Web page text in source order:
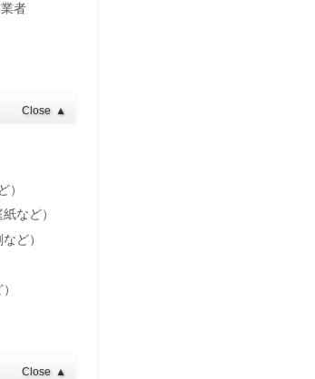
者
Close ▲
）
など）
ど）
Close ▲